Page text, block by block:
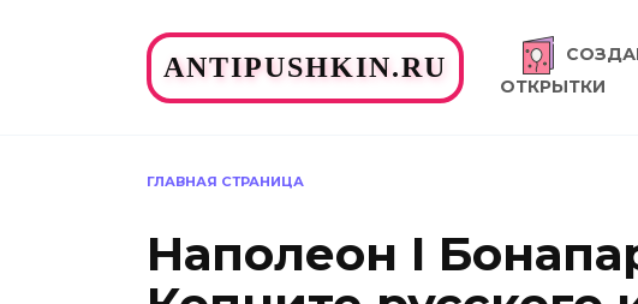
ANTIPUSHKIN.RU
ОТКРЫТКИ
ГЛАВНАЯ СТРАНИЦА
Наполеон I